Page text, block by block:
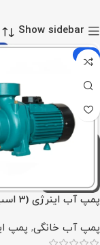
Show sidebar
-6%
پمپ آب خانگی, پمپ